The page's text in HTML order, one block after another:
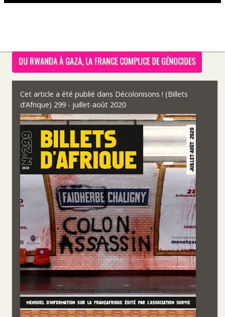
DU RWANDA À GAZA, LA FRANCE COMPLICE DE GÉNOCIDES
Cet article a été publié dans Décolonisons ! (Billets
d’Afrique) 299 - juillet-août 2020